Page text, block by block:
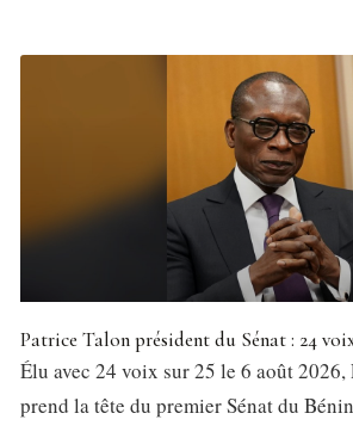
Patrice Talon président du Sénat : 24
Élu avec 24 voix sur 25 le 6 août 2026,
prend la tête du premier Sénat du